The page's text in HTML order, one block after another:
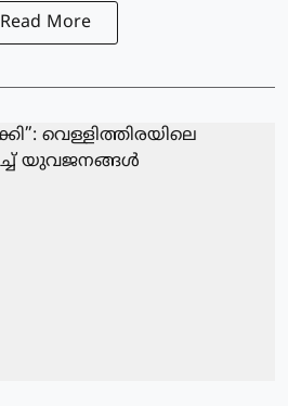
Read More